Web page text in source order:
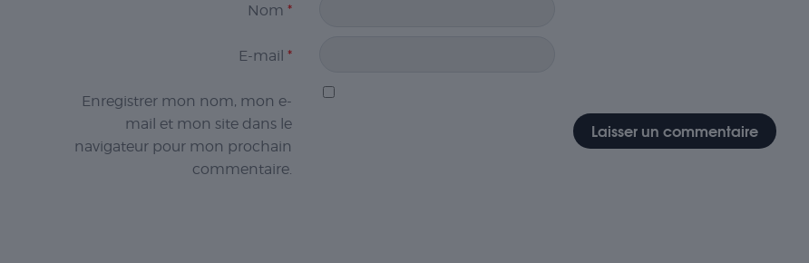
Nom *
E-mail *
Enregistrer mon nom, mon e-
mail et mon site dans le
navigateur pour mon prochain
commentaire.